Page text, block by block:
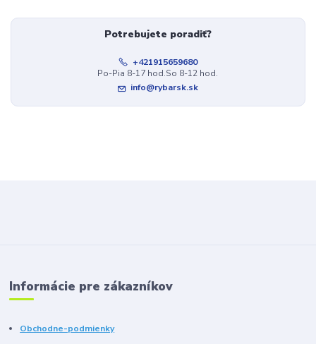
Potrebujete poradiť?
+421915659680
Po-Pia 8-17 hod.So 8-12 hod.
info@rybarsk.sk
Informácie pre zákazníkov
Obchodne-podmienky